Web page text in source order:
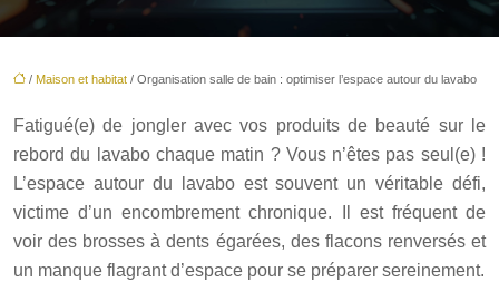
/ Maison et habitat / Organisation salle de bain : optimiser l’espace autour du lavabo
Fatigué(e) de jongler avec vos produits de beauté sur le
rebord du lavabo chaque matin ? Vous n’êtes pas seul(e) !
L’espace autour du lavabo est souvent un véritable défi,
victime d’un encombrement chronique. Il est fréquent de
voir des brosses à dents égarées, des flacons renversés et
un manque flagrant d’espace pour se préparer sereinement.